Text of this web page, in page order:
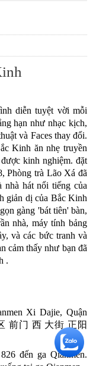
diễn tuyệt vời mỗi
hạn như nhạc kịch,
và Faces thay đổi.
Kinh ăn nhẹ truyền
kinh nghiệm. đặt
Phòng trà Lão Xá đã
nhà hát nổi tiếng của
giản dị của Bắc Kinh
gàng 'bát tiên' bàn,
nhà, máy tính bảng
và các bức tranh và
cảm thấy như bạn đã
.
Xi Dajie, Quận
前门 西 大街 正阳
đến ga Qianmen.